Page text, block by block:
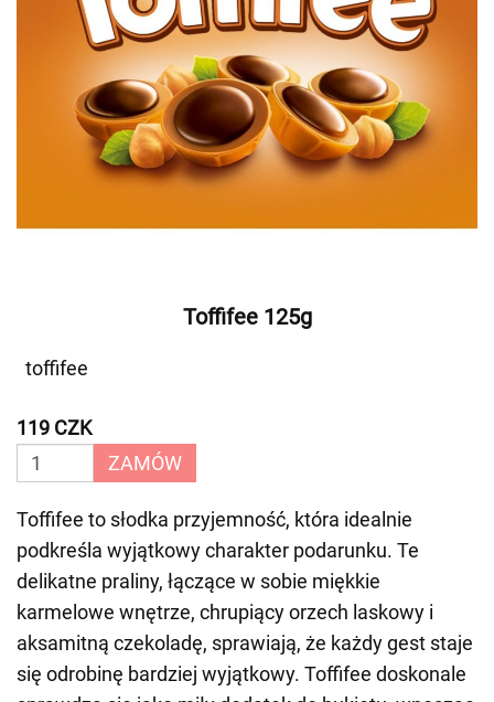
Toffifee 125g
toffifee
119 CZK
ZAMÓW
Toffifee to słodka przyjemność, która idealnie
podkreśla wyjątkowy charakter podarunku. Te
delikatne praliny, łączące w sobie miękkie
karmelowe wnętrze, chrupiący orzech laskowy i
aksamitną czekoladę, sprawiają, że każdy gest staje
się odrobinę bardziej wyjątkowy. Toffifee doskonale